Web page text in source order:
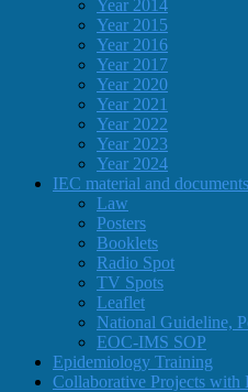
Year 2014
Year 2015
Year 2016
Year 2017
Year 2020
Year 2021
Year 2022
Year 2023
Year 2024
IEC material and documents
Law
Posters
Booklets
Radio Spot
TV Spots
Leaflet
National Guideline,
EOC-IMS SOP
Epidemiology Training
Collaborative Projects with